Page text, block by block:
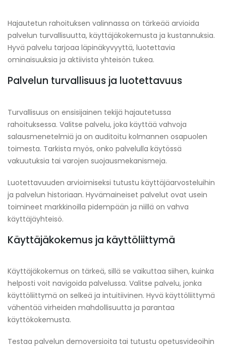
Hajautetun rahoituksen valinnassa on tärkeää arvioida
palvelun turvallisuutta, käyttäjäkokemusta ja kustannuksia.
Hyvä palvelu tarjoaa läpinäkyvyyttä, luotettavia
ominaisuuksia ja aktiivista yhteisön tukea.
Palvelun turvallisuus ja luotettavuus
Turvallisuus on ensisijainen tekijä hajautetussa
rahoituksessa. Valitse palvelu, joka käyttää vahvoja
salausmenetelmiä ja on auditoitu kolmannen osapuolen
toimesta. Tarkista myös, onko palvelulla käytössä
vakuutuksia tai varojen suojausmekanismeja.
Luotettavuuden arvioimiseksi tutustu käyttäjäarvosteluihin
ja palvelun historiaan. Hyvämaineiset palvelut ovat usein
toimineet markkinoilla pidempään ja niillä on vahva
käyttäjäyhteisö.
Käyttäjäkokemus ja käyttöliittymä
Käyttäjäkokemus on tärkeä, sillä se vaikuttaa siihen, kuinka
helposti voit navigoida palvelussa. Valitse palvelu, jonka
käyttöliittymä on selkeä ja intuitiivinen. Hyvä käyttöliittymä
vähentää virheiden mahdollisuutta ja parantaa
käyttökokemusta.
Testaa palvelun demoversioita tai tutustu opetusvideoihin